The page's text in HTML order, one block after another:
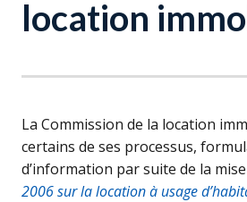
location
La Commission de la location
certains de ses processus,
d’information par suite de la
2006 sur la location à usage